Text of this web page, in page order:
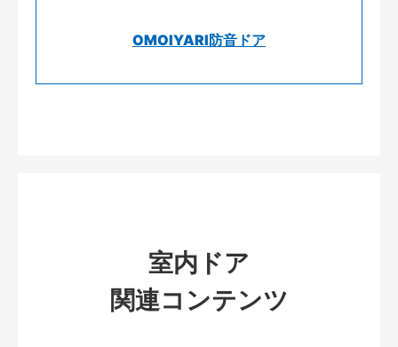
OMOIYARI防音ドア
室内ドア
関連コンテンツ